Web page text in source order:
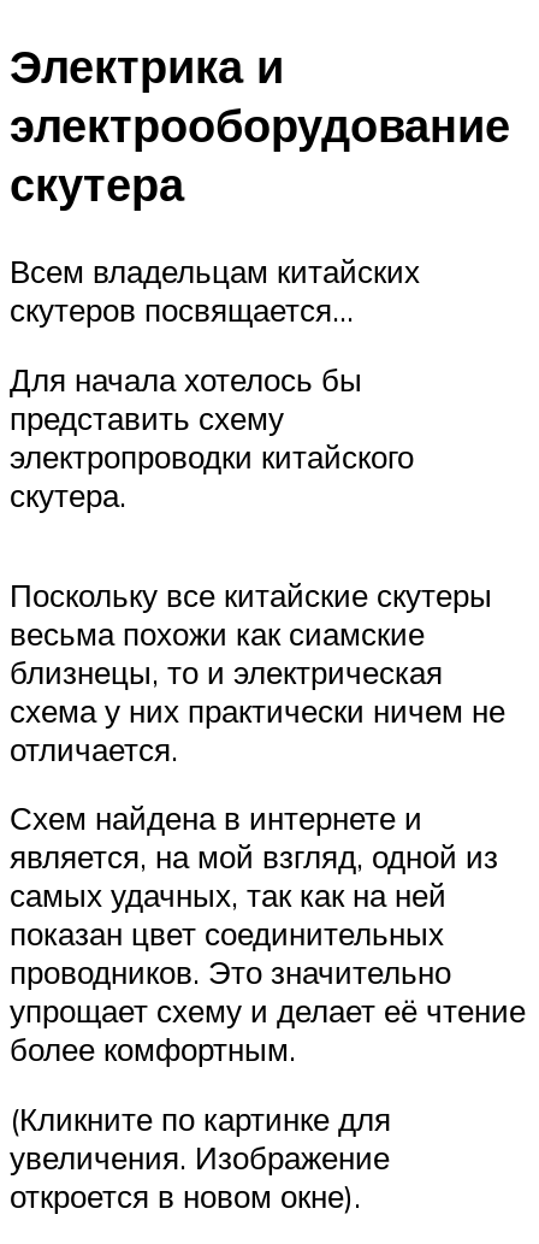
Электрика и
электрооборудование
скутера
Всем владельцам китайских
скутеров посвящается…
Для начала хотелось бы
представить схему
электропроводки китайского
скутера.
Поскольку все китайские скутеры
весьма похожи как сиамские
близнецы, то и электрическая
схема у них практически ничем не
отличается.
Схем найдена в интернете и
является, на мой взгляд, одной из
самых удачных, так как на ней
показан цвет соединительных
проводников. Это значительно
упрощает схему и делает её чтение
более комфортным.
(Кликните по картинке для
увеличения. Изображение
откроется в новом окне).